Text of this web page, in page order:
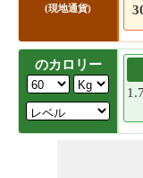
(現地通貨)
のカロリー